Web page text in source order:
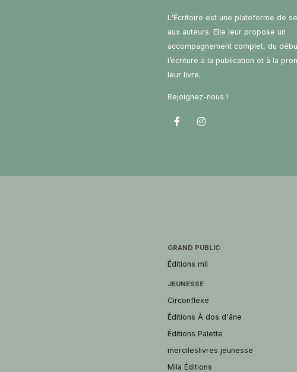
L’Écritoire est une plateforme de
aux auteurs. Elle leur propose un
accompagnement complet, du
l’écriture à la publication et à la
leur livre.
Rejoignez-nous !
GRAND PUBLIC
Éditions mll
JEUNESSE
Circonflexe
Éditions À dos d'âne
Éditions Palette
mercileslivres jeunesse
Mila Éditions